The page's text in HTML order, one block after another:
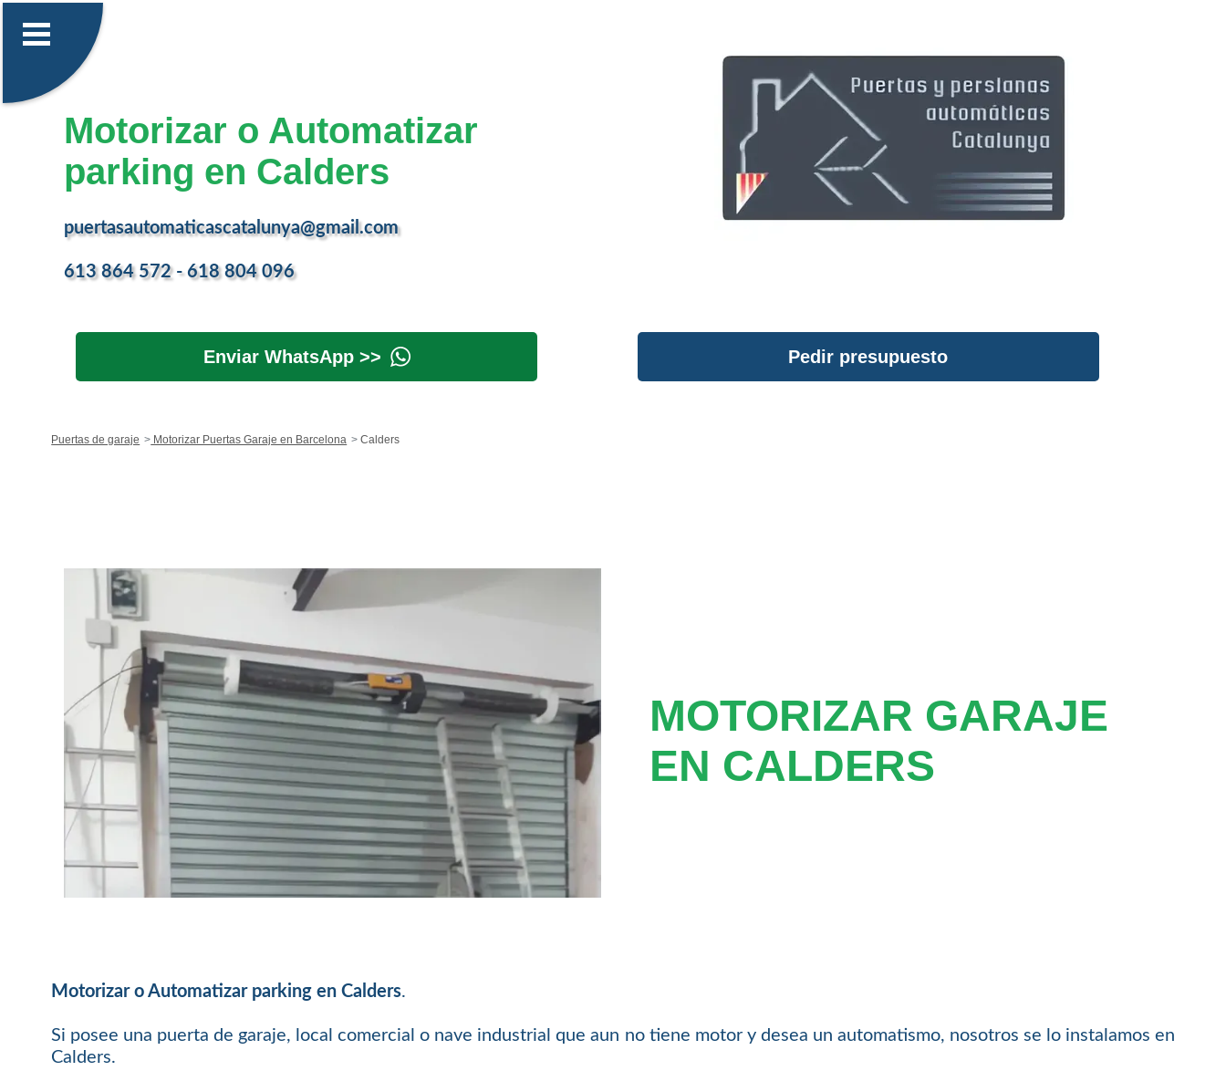
Motorizar o Automatizar
parking en Calders
puertasautomaticascatalunya@gmail.com
613 864 572 - 618 804 096
Enviar WhatsApp >> Pedir presupuesto
Puertas de garaje Motorizar Puertas Garaje en Barcelona Calders
MOTORIZAR GARAJE
EN CALDERS
Motorizar o Automatizar parking en Calders.
Si posee una puerta de garaje, local comercial o nave industrial que aun no tiene motor y desea un automatismo, nosotros se lo instalamos en
Calders.